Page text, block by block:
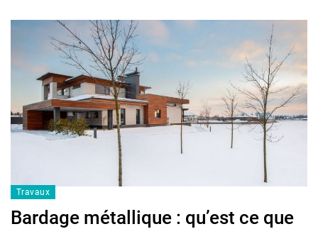
Travaux
Bardage métallique : qu’est ce que